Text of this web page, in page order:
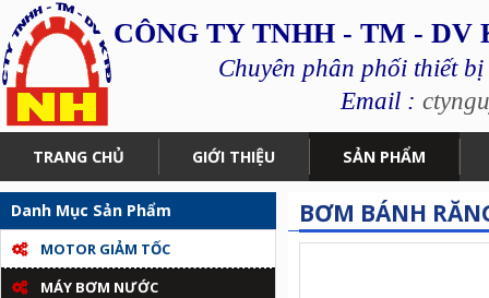
CÔNG TY TNHH - TM -
Chuyên phân phối thiết
Email :
TRANG CHỦ GIỚI THIỆU SẢN PHẨM
Danh Mục Sản Phẩm
MOTOR GIẢM TỐC
MÁY BƠM NƯỚC
BƠM BÁNH